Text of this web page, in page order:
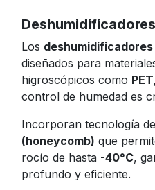
Los
diseñados para
higroscópicos como
control de humedad es
Incorporan tecnología de
(honeycomb) que
rocío de hasta -40°C,
profundo y eficiente.